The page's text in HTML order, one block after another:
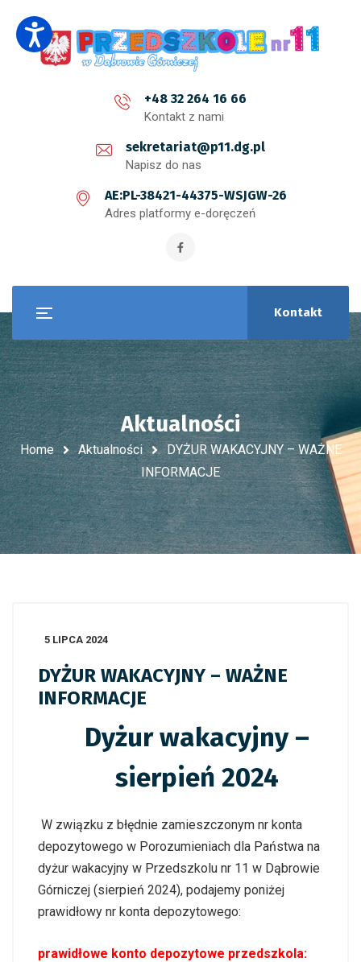
+48 32 264 16 66
Kontakt z nami
sekretariat@p11.dg.pl
Napisz do nas
AE:PL-38421-44375-WSJGW-26
Adres platformy e-doręczeń
Kontakt
Aktualności
Home Aktualności
DYŻUR WAKACYJNY – WAŻNE
INFORMACJE
5 LIPCA 2024
DYŻUR WAKACYJNY – WAŻNE
INFORMACJE
Dyżur wakacyjny –
sierpień 2024
W związku z błędnie zamieszczonym nr konta
depozytowego w Porozumieniach dla Państwa na
dyżur wakacyjny w Przedszkolu nr 11 w Dąbrowie
Górniczej (sierpień 2024), podajemy poniżej
prawidłowy nr konta depozytowego:
prawidłowe konto depozytowe przedszkola: